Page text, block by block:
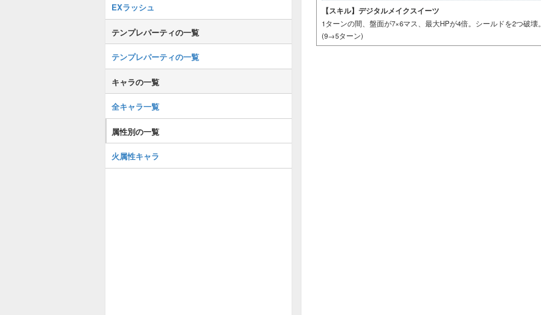
【スキル】 デジタルメイクスイーツ
1ターンの間、盤面が7×6マス、最大HPが4倍。シールドを2つ破壊。
(9→5ターン)
EXラッシュ
テンプレパーティの一覧
テンプレパーティの一覧
キャラの一覧
全キャラ一覧
属性別の一覧
火属性キャラ